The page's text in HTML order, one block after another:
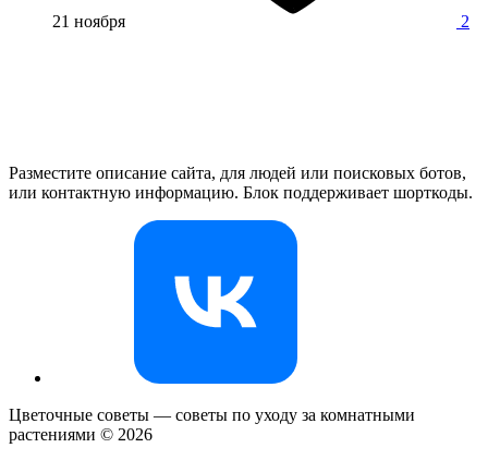
21 ноября 2
Разместите описание сайта, для людей или поисковых ботов,
или контактную информацию. Блок поддерживает шорткоды.
Цветочные советы — советы по уходу за комнатными
растениями © 2026